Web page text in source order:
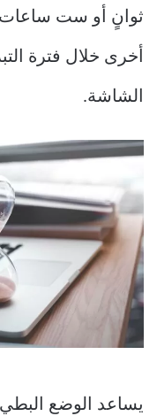
ثوانٍ أو ست
أخرى خلال فترة
الشاشة.